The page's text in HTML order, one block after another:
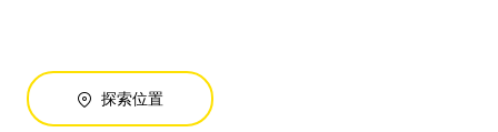
探索位置